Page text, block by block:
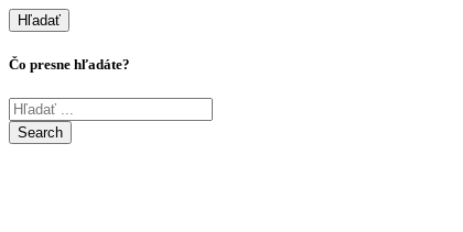
Hľadať
Čo presne hľadáte?